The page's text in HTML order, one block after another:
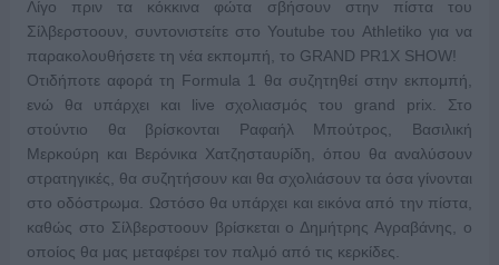
Λίγο πριν τα κόκκινα φώτα σβήσουν στην πίστα του
Σίλβερστοουν, συντονιστείτε στο Youtube του Athletiko για να
παρακολουθήσετε τη νέα εκπομπή, το GRAND PR1X SHOW!
Οτιδήποτε αφορά τη Formula 1 θα συζητηθεί στην εκπομπή,
ενώ θα υπάρχει και live σχολιασμός του grand prix. Στο
στούντιο θα βρίσκονται Ραφαήλ Μπούτρος, Βασιλική
Μερκούρη και Βερόνικα Χατζησταυρίδη, όπου θα αναλύσουν
στρατηγικές, θα συζητήσουν και θα σχολιάσουν τα όσα γίνονται
στο οδόστρωμα. Ωστόσο θα υπάρχει και εικόνα από την πίστα,
καθώς στο Σίλβερστοουν βρίσκεται ο Δημήτρης Αγραβάνης, ο
οποίος θα μας μεταφέρει τον παλμό από τις κερκίδες.